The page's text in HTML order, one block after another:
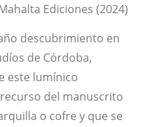
Ediciones (2024)
descubrimiento en
de Córdoba,
este lumínico
del manuscrito
o cofre y que se